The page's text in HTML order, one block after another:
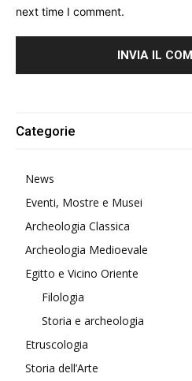
next time I comment.
Categorie
News
Eventi, Mostre e Musei
Archeologia Classica
Archeologia Medioevale
Egitto e Vicino Oriente
Filologia
Storia e archeologia
Etruscologia
Storia dell’Arte